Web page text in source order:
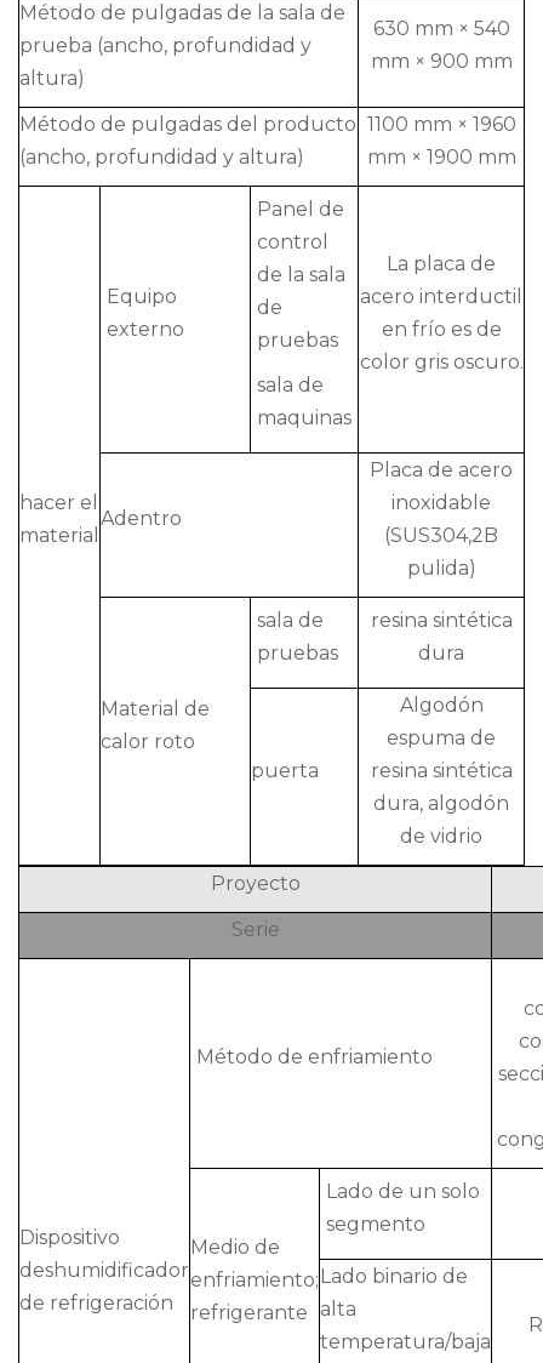
Método de pulgadas de la sala de
prueba (ancho, profundidad y
altura)
630 mm × 540
mm × 900 mm
Método de pulgadas del producto
(ancho, profundidad y altura)
1100 mm × 1960
mm × 1900 mm
hacer el
material
Equipo
externo
Panel de
control
de la sala
de
pruebas
sala de
maquinas
La placa de
acero interductil
en frío es de
color gris oscuro.
Adentro
Placa de acero
inoxidable
(SUS304,2B
pulida)
Material de
calor roto
sala de
pruebas
resina sintética
dura
puerta
Algodón
espuma de
resina sintética
dura, algodón
de vidrio
Proyecto
Serie
Dispositivo
deshumidificador
de refrigeración
Método de enfriamiento
Medio de
enfriamiento;
refrigerante
Lado de un solo
segmento
Lado binario de
alta
temperatura/baja